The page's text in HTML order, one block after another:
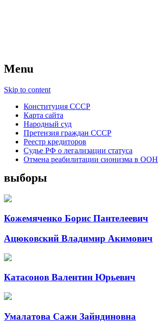
Menu
Skip to content
Конституция СССР
Карта сайта
Народный суд
Претензия граждан СССР
Реестр кредиторов
Судье РФ о легализации статуса
Отмена реабилитации сионизма в ООН
выборы
Кожемяченко Борис Пантелеевич
Ацюковский Владимир Акимович
Катасонов Валентин Юрьевич
Умалатова Сажи Зайндиновна